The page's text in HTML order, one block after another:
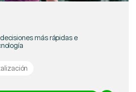
más rápidas e